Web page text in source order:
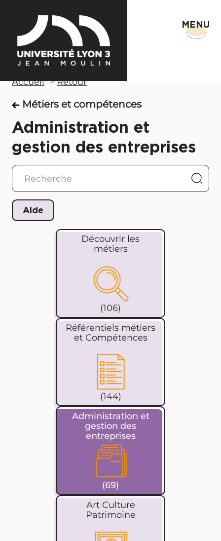
MENU
Accueil Retour
Métiers et compétences
Administration et
gestion des entreprises
Découvrir les
métiers
(106)
Référentiels métiers
et Compétences
(144)
Administration et
gestion des
entreprises
(69)
Art Culture
Patrimoine